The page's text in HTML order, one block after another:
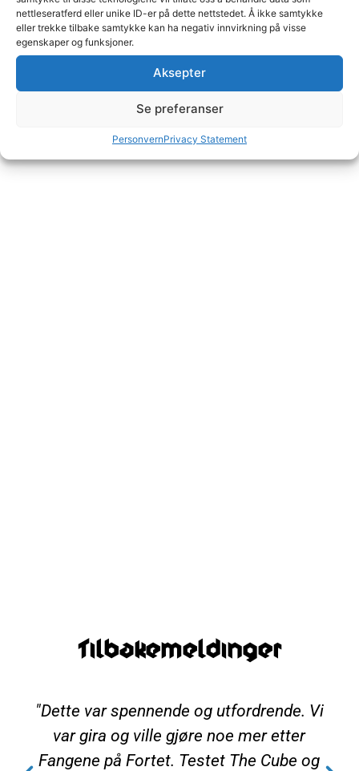
nettleseratferd eller unike ID-er på dette nettstedet. Å ikke samtykke
eller trekke tilbake samtykke kan ha negativ innvirkning på visse
egenskaper og funksjoner.
Aksepter
Se preferanser
PersonvernPrivacy Statement
Mat & Drikke
Tilbakemeldinger
"Dette var spennende og utfordrende. Vi
var gira og ville gjøre noe mer etter
Fangene på Fortet. Testet The Cube og